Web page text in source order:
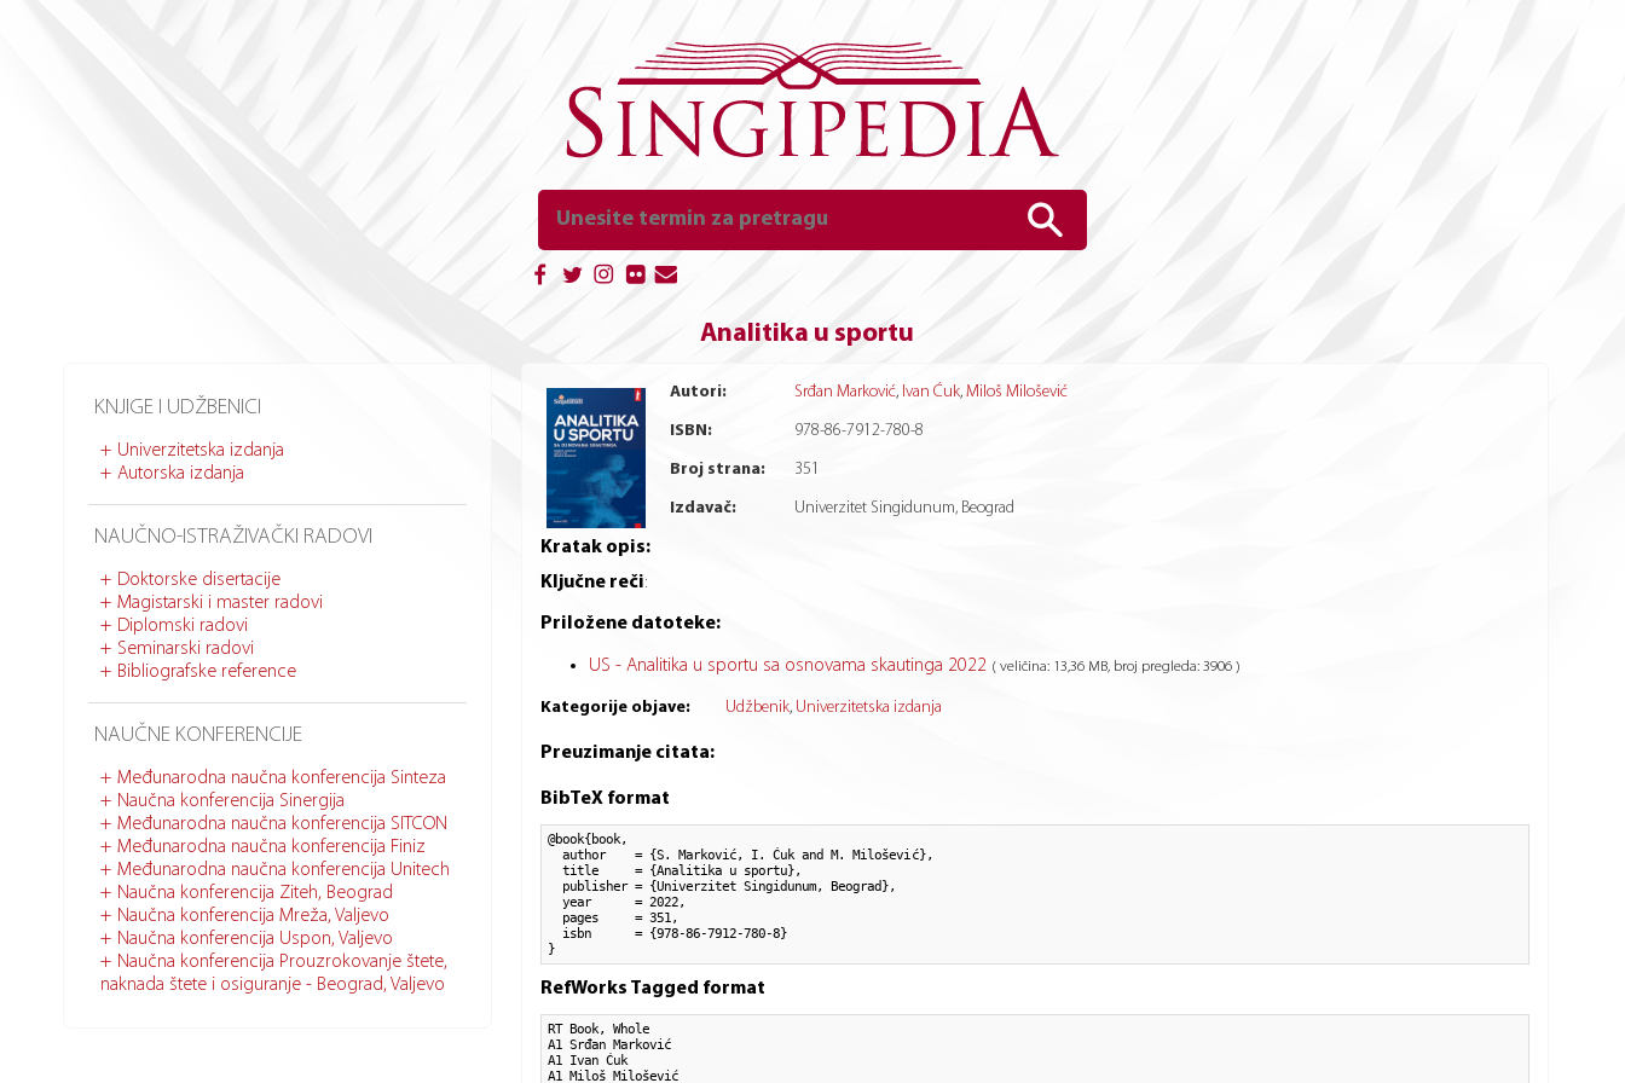
Analitika u sportu
KNJIGE I UDŽBENICI
Univerzitetska izdanja
Autorska izdanja
NAUČNO-ISTRAŽIVAČKI RADOVI
Doktorske disertacije
Magistarski i master radovi
Diplomski radovi
Seminarski radovi
Bibliografske reference
NAUČNE KONFERENCIJE
Međunarodna naučna konferencija Sinteza
Naučna konferencija Sinergija
Međunarodna naučna konferencija SITCON
Međunarodna naučna konferencija Finiz
Međunarodna naučna konferencija Unitech
Naučna konferencija Ziteh, Beograd
Naučna konferencija Mreža, Valjevo
Naučna konferencija Uspon, Valjevo
Naučna konferencija Prouzrokovanje štete,
naknada štete i osiguranje - Beograd, Valjevo
Autori: Srđan Marković, Ivan Ćuk, Miloš Milošević
ISBN: 978-86-7912-780-8
Broj strana: 351
Izdavač: Univerzitet Singidunum, Beograd
Kratak opis:
Ključne reči:
Priložene datoteke:
US - Analitika u sportu sa osnovama skautinga 2022 ( veličina: 13,36 MB, broj pregleda: 3906 )
Kategorije objave: Udžbenik Univerzitetska izdanja
Preuzimanje citata:
BibTeX format
@book{book,
  author    = {S. Marković, I. Ćuk and M. Milošević},
  title     = {Analitika u sportu},
  publisher = {Univerzitet Singidunum, Beograd},
  year      = 2022,
  pages     = 351,
  isbn      = {978-86-7912-780-8}
}
RefWorks Tagged format
RT Book, Whole
A1 Srđan Marković
A1 Ivan Ćuk
A1 Miloš Milošević